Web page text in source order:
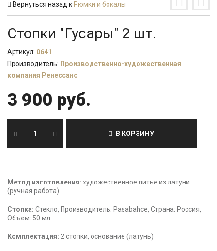
Вернуться назад к Рюмки и бокалы
Стопки "Гусары" 2 шт.
Артикул: 0641
Производитель: Производственно-художественная
компания Ренессанс
3 900 руб.
В КОРЗИНУ
Метод изготовления: художественное литье из латуни
(ручная работа)
Стопка: Стекло, Производитель: Pasabahce, Страна: Россия,
Объем: 50 мл
Комплектация: 2стопки, основание (латунь)